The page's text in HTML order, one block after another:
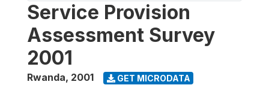
Service Provision
Assessment Survey
2001
Rwanda, 2001 GET MICRODATA